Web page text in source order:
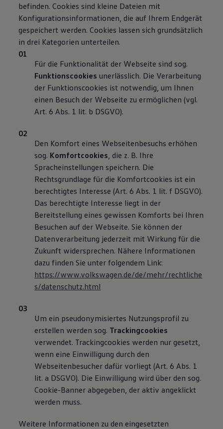
befinden. Cookies sind kleine Dateien mit
Konfigurationsinformationen, die auf Ihrem Endgerät
gespeichert werden. Cookies lassen sich grundsätzlich
in drei Kategorien unterteilen.
Für die Funktionalität der Webseite sind sog.
Funktionscookies unerlässlich. Die Verarbeitung
der Funktionscookies ist notwendig, um Ihnen
einen Besuch der Webseite zu ermöglichen (vgl.
Art. 6 Abs. 1 lit. b DSGVO).
Den Komfort eines Webseitenbesuchs erhöhen
sog. Komfortcookies, die z. B. Ihre
Spracheinstellungen speichern. Die
Rechtsgrundlage für die Komfortcookies ist ein
berechtigtes Interesse (Art. 6 Abs. 1 lit. f DSGVO).
Das berechtigte Interesse liegt in der
Bereitstellung eines gewissen Komforts bei Ihren
Besuchen auf der Webseite. Sie können der
Datenverarbeitung jederzeit mit Wirkung für die
Zukunft widersprechen. Nähere Informationen
dazu finden Sie unter folgendem Link:
https://www.volkswagen.de/de/mehr/rechtliche
s/datenschutz.html
Um ein pseudonymisiertes Nutzungsprofil zu
erstellen werden sog. Trackingcookies
verwendet. Trackingcookies werden nur gesetzt,
wenn eine Einwilligung durch den
Webseitenbesucher dafür vorliegt (Art. 6 Abs. 1
lit. a DSGVO). Die Einwilligung wird über den sog.
Cookie-Banner abgegeben, der aktiv angeklickt
werden muss.
Weitere Informationen zu den eingesetzten